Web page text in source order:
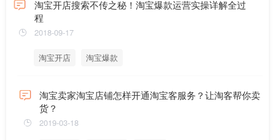
淘宝开店搜索不传之秘！淘宝爆款运营实操详解全过
程
2018-09-17
淘宝开店 淘宝爆款
淘宝卖家淘宝店铺怎样开通淘宝客服务？让淘客帮你卖
货？
2019-03-18